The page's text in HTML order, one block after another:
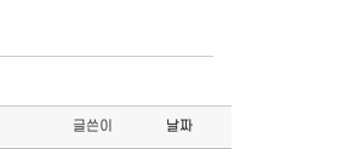
글쓴이 날짜